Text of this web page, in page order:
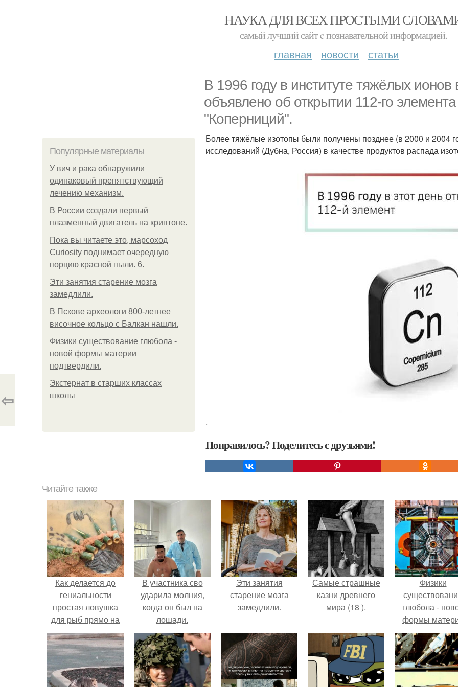
НАУКА ДЛЯ ВСЕХ ПРОСТЫМИ
самый лучший сайт c познавательной информацией.
главная новости статьи
В 1996 году в институте тяжёлых
объявлено об открытии 112-го
"Коперниций".
Популярные материалы
У вич и рака обнаружили
одинаковый препятствующий
лечению механизм.
В России создали первый
плазменный двигатель на криптоне.
Пока вы читаете это, марсоход
Curiosity поднимает очередную
порцию красной пыли. 6.
Эти занятия старение мозга
замедлили.
В Пскове археологи 800-летнее
височное кольцо с Балкан нашли.
Физики существование глюбола -
новой формы материи
подтвердили.
Экстернат в старших классах
школы
Более тяжёлые изотопы были получены позднее (в 2000 и 2004
исследований (Дубна, Россия) в качестве продуктов распада
.
Понравилось? Поделитесь с друзьями!
⇦
Читайте также
Как делается до
гениальности
простая ловушка
для рыб прямо на
берегу водоема.
В участника сво
ударила молния,
когда он был на
лошади.
Эти занятия
старение мозга
замедлили.
Самые страшные
казни древнего
мира (18 ).
Физики
глюбола -
формы